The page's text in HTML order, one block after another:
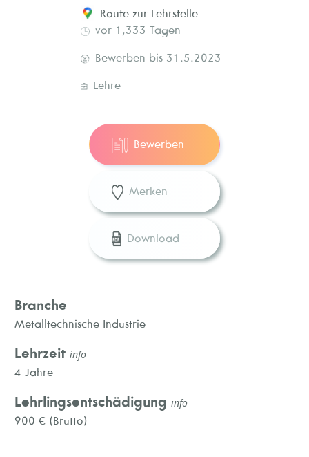
Route zur Lehrstelle
vor 1,333 Tagen
Bewerben bis 31.5.2023
Lehre
Bewerben
Merken
Download
Branche
Metalltechnische Industrie
Lehrzeit info
4 Jahre
Lehrlingsentschädigung info
900 € (Brutto)